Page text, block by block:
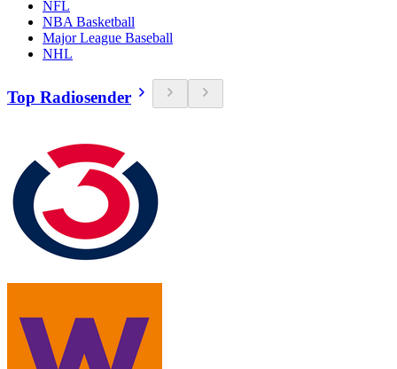
NFL
NBA Basketball
Major League Baseball
NHL
Top Radiosender